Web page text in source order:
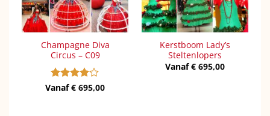
Champagne Diva
Circus – C09
Gewaardeerd
Vanaf€ 695,00
Kerstboom Lady’s
Steltenlopers
Vanaf€ 695,00